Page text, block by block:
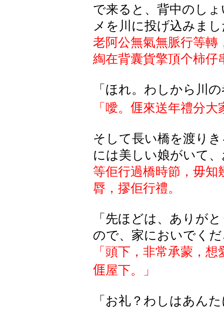
で来ると、背中のし
メを川に投げ込みま
老阿公無氣無脈行等轉
綯在背囊貨擎頂个柿仔
「ほれ。わしから川
「噯。 𠊎來送年禮分大
そして長い橋を渡り
には美しい娘がいて
等佢行過橋時節，毋知
脣，摎佢行禮。
「先ほどは、 ありが
ので、家においでく
「頭下，非常承蒙，
𠊎屋下。」
「お礼？わしはあん